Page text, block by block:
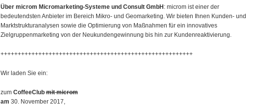
Über microm Micromarketing-Systeme und Consult GmbH : microm ist einer der
bedeutendsten Anbieter im Bereich Mikro- und Geomarketing. Wir bieten Ihnen Kunden- und
Marktstrukturanalysen sowie die Optimierung von Maßnahmen für ein innovatives
Zielgruppenmarketing von der Neukundengewinnung bis hin zur Kundenreaktivierung.
++++++++++++++++++++++++++++++++++++++++++++++++++++++++
Wir laden Sie ein:
zum CoffeeClubmit microm
am 30. November 2017,